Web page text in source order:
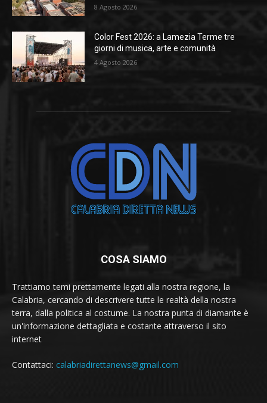
8 Agosto 2026
Color Fest 2026: a Lamezia Terme tre
giorni di musica, arte e comunità
4 Agosto 2026
COSA SIAMO
Trattiamo temi prettamente legati alla nostra regione, la
Calabria, cercando di descrivere tutte le realtà della nostra
terra, dalla politica al costume. La nostra punta di diamante è
un'informazione dettagliata e costante attraverso il sito
internet
Contattaci: calabriadirettanews@gmail.com